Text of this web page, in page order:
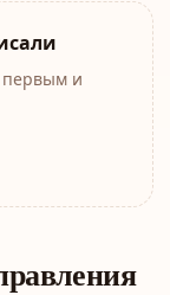
первым и